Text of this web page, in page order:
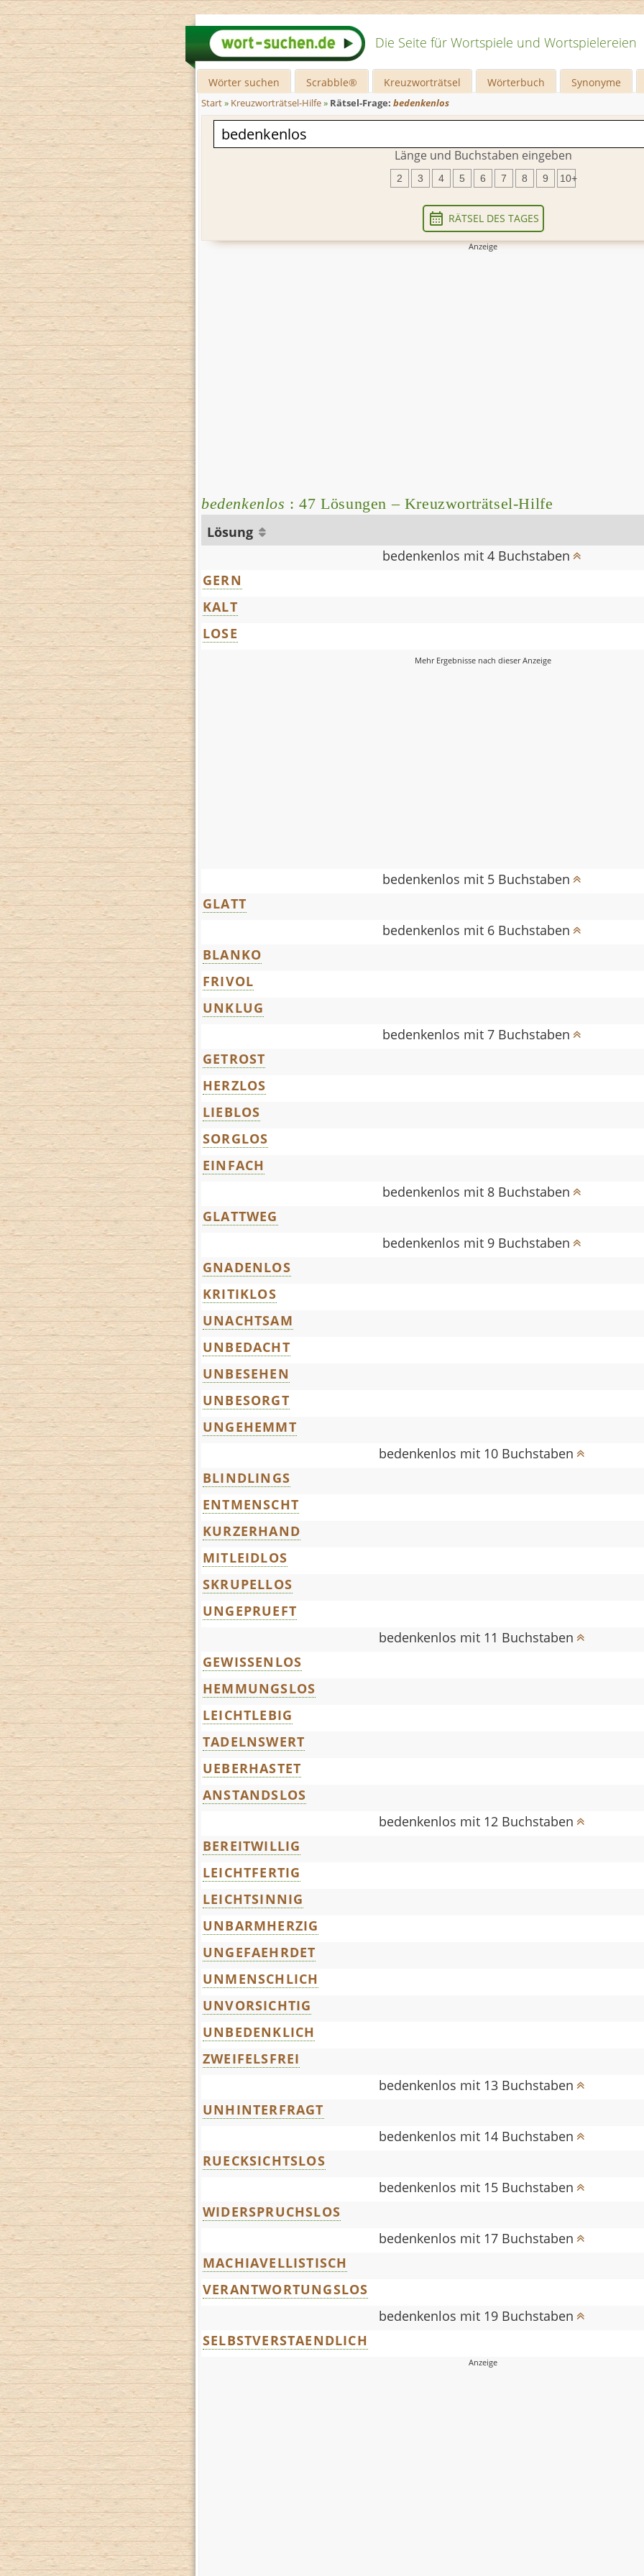
Die Seite für Wortspiele und Wortspielereien
Wörter suchen Scrabble® Kreuzworträtsel Wörterbuch Synonyme
Start» Kreuzworträtsel-Hilfe» Rätsel-Frage: bedenkenlos
Länge und Buchstaben eingeben
2 3 4 5 6 7 8 9 10+
RÄTSEL DES TAGES
bedenkenlos : 47 Lösungen – Kreuzworträtsel-Hilfe
Lösung
bedenkenlos mit 4 Buchstaben
GERN
KALT
LOSE
bedenkenlos mit 5 Buchstaben
GLATT
bedenkenlos mit 6 Buchstaben
BLANKO
FRIVOL
UNKLUG
bedenkenlos mit 7 Buchstaben
GETROST
HERZLOS
LIEBLOS
SORGLOS
EINFACH
bedenkenlos mit 8 Buchstaben
GLATTWEG
bedenkenlos mit 9 Buchstaben
GNADENLOS
KRITIKLOS
UNACHTSAM
UNBEDACHT
UNBESEHEN
UNBESORGT
UNGEHEMMT
bedenkenlos mit 10 Buchstaben
BLINDLINGS
ENTMENSCHT
KURZERHAND
MITLEIDLOS
SKRUPELLOS
UNGEPRUEFT
bedenkenlos mit 11 Buchstaben
GEWISSENLOS
HEMMUNGSLOS
LEICHTLEBIG
TADELNSWERT
UEBERHASTET
ANSTANDSLOS
bedenkenlos mit 12 Buchstaben
BEREITWILLIG
LEICHTFERTIG
LEICHTSINNIG
UNBARMHERZIG
UNGEFAEHRDET
UNMENSCHLICH
UNVORSICHTIG
UNBEDENKLICH
ZWEIFELSFREI
bedenkenlos mit 13 Buchstaben
UNHINTERFRAGT
bedenkenlos mit 14 Buchstaben
RUECKSICHTSLOS
bedenkenlos mit 15 Buchstaben
WIDERSPRUCHSLOS
bedenkenlos mit 17 Buchstaben
MACHIAVELLISTISCH
VERANTWORTUNGSLOS
bedenkenlos mit 19 Buchstaben
SELBSTVERSTAENDLICH